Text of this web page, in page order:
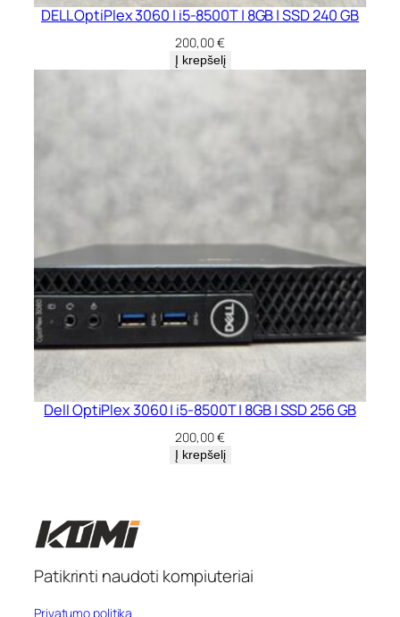
DELL OptiPlex 3060 | i5-8500T | 8GB | SSD 240 GB
200,00€
Į krepšelį
Dell OptiPlex 3060 | i5-8500T | 8GB | SSD 256 GB
200,00€
Į krepšelį
Patikrinti naudoti kompiuteriai
Privatumo politika